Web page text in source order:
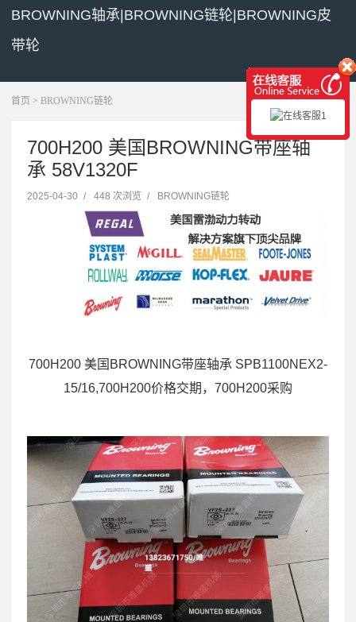
BROWNING轴承|BROWNING链轮|BROWNING皮
带轮
展开菜单
首页 > BROWNING链轮
700H200 美国BROWNING带座轴
承 58V1320F
2025-04-30 / 448 次浏览 / BROWNING链轮
700H200 美国BROWNING带座轴承 SPB1100NEX2-
15/16,700H200价格交期，700H200采购